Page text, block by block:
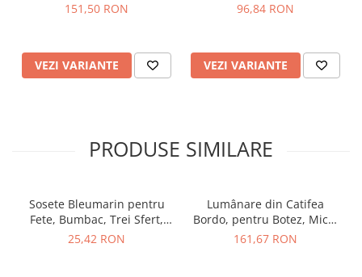
Shop
151,50 RON
VEZI VARIANTE
96,84 RON
VEZI VARIANTE
PRODUSE SIMILARE
Sosete Bleumarin pentru
Fete, Bumbac, Trei Sfert,
Fundița, TinTin Shop
25,42 RON
Lumânare din Catifea
Bordo, pentru Botez, Micul
Print, TinTin Shop
161,67 RON